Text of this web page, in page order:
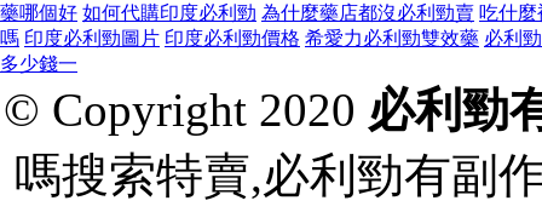
藥哪個好 如何代購印度必利勁 為什麼藥店都沒必利勁賣 吃什
嗎 印度必利勁圖片 印度必利勁價格 希愛力必利勁雙效藥 必利
多少錢一
© Copyright 2020 必利勁
嗎搜索特賣,必利勁有副